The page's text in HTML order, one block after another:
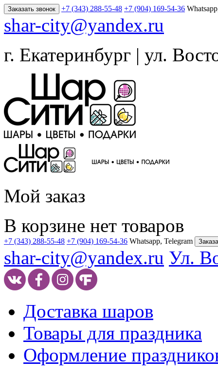
Заказать звонок +7 (343) 288-55-48 +7 (904) 169-54-36
shar-city@yandex.ru
г. Екатеринбург | ул.
Мой заказ
В корзине нет товаров
+7 (343) 288-55-48 +7 (904) 169-54-36 Whatsapp, Telegram
shar-city@yandex.ru Ул.
Доставка шаров
Товары для праздника
Оформление